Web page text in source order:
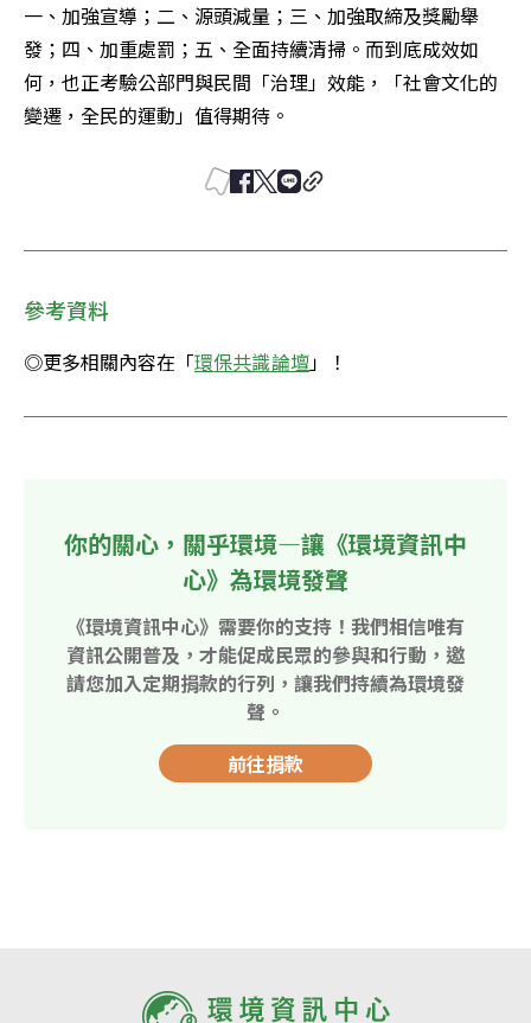
一、加強宣導；二、源頭減量；三、加強取締及獎勵舉
發；四、加重處罰；五、全面持續清掃。而到底成效如
何，也正考驗公部門與民間「治理」效能，「社會文化的
變遷，全民的運動」值得期待。
參考資料
◎更多相關內容在「環保共識論壇」！
你的關心，關乎環境—讓《環境資訊中
心》為環境發聲
《環境資訊中心》需要你的支持！我們相信唯有
資訊公開普及，才能促成民眾的參與和行動，邀
請您加入定期捐款的行列，讓我們持續為環境發
聲。
前往捐款